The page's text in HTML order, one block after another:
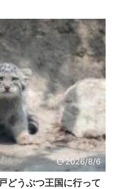
2026/8/6
どうぶつ王国に行って